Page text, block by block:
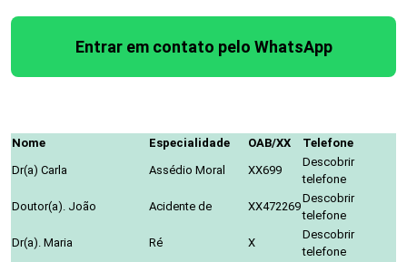
Entrar em contato pelo WhatsApp
Nome Especialidade OAB/XX
Telefone
Dr(a) Carla
Assédio Moral XX699
Descobrir
telefone
Doutor(a). João
Acidente de XX472269
Descobrir
telefone
Dr(a). Maria
Ré X
Descobrir
telefone